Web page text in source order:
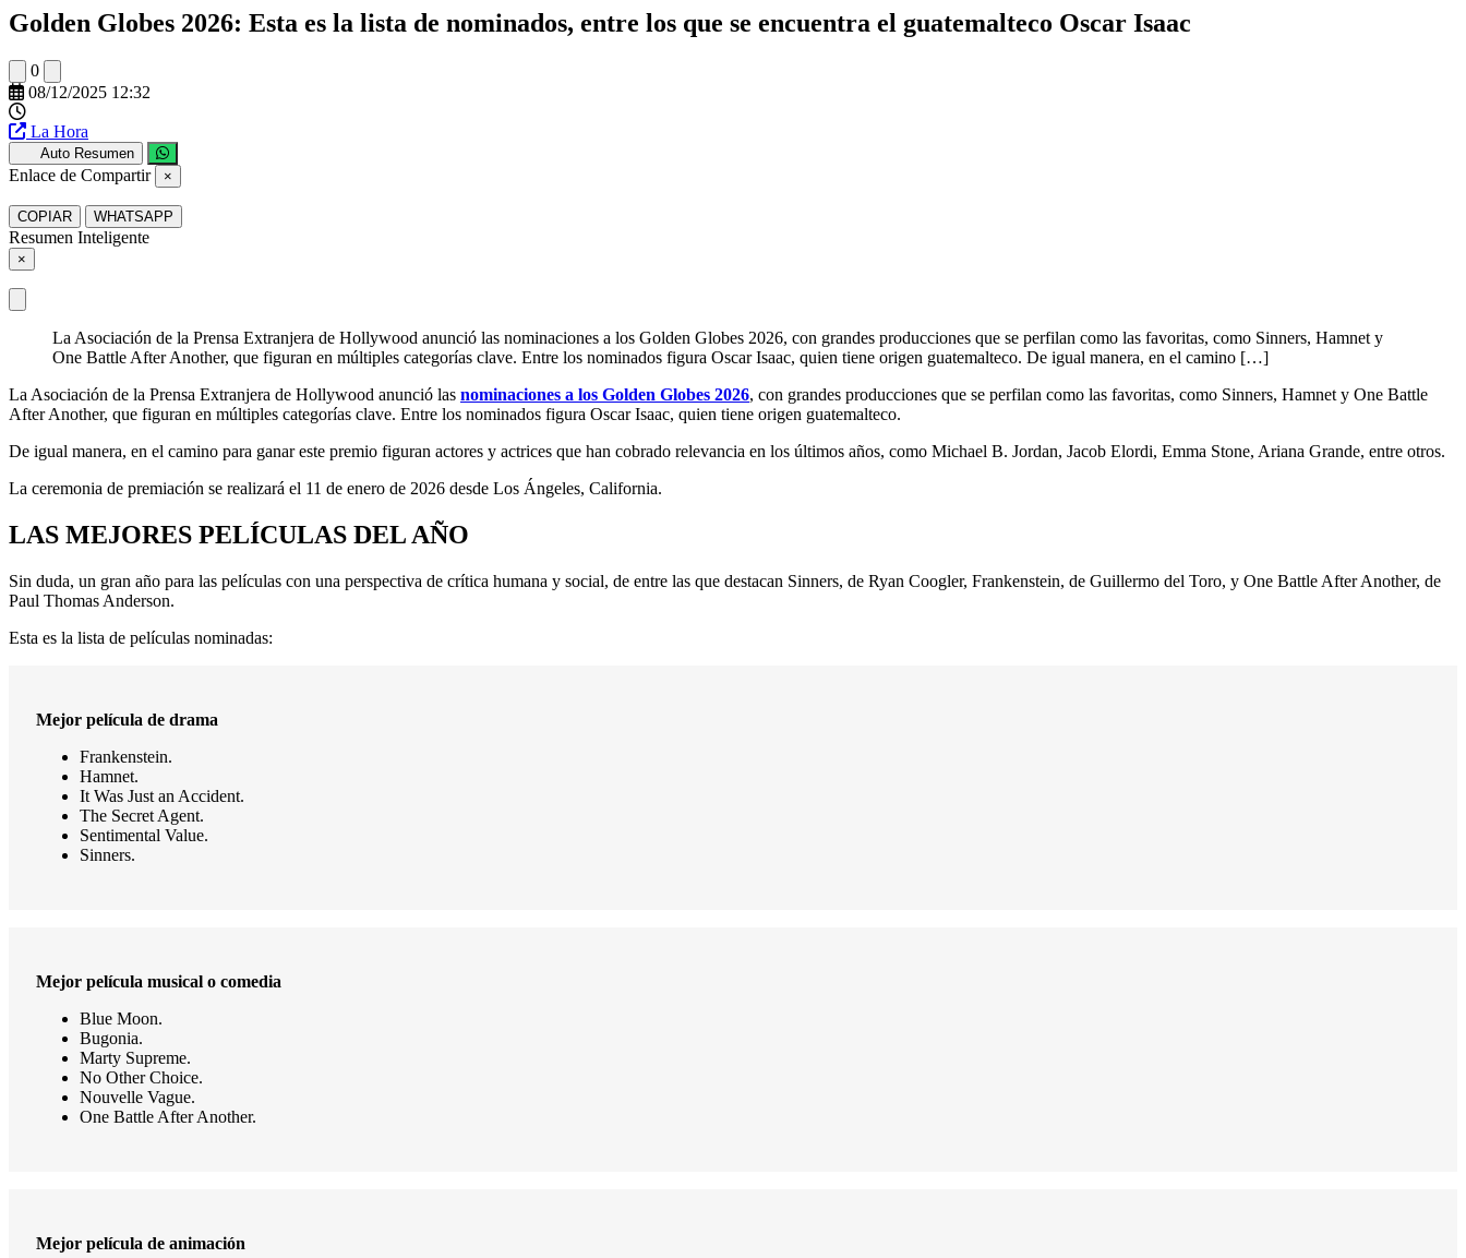
Golden Globes 2026: Esta es la lista de nominados, entre los que se encuentra el guatemalteco Oscar Isaac
0
08/12/2025 12:32
La Hora
Auto Resumen
Enlace de Compartir ×
COPIAR WHATSAPP
Resumen Inteligente
×
La Asociación de la Prensa Extranjera de Hollywood anunció las nominaciones a los Golden Globes 2026, con grandes producciones que se perfilan como las favoritas, como Sinners, Hamnet y
One Battle After Another, que figuran en múltiples categorías clave. Entre los nominados figura Oscar Isaac, quien tiene origen guatemalteco. De igual manera, en el camino […]
La Asociación de la Prensa Extranjera de Hollywood anunció las nominaciones a los Golden Globes 2026, con grandes producciones que se perfilan como las favoritas, como Sinners, Hamnet y One Battle
After Another, que figuran en múltiples categorías clave. Entre los nominados figura Oscar Isaac, quien tiene origen guatemalteco.
De igual manera, en el camino para ganar este premio figuran actores y actrices que han cobrado relevancia en los últimos años, como Michael B. Jordan, Jacob Elordi, Emma Stone, Ariana Grande, entre otros.
La ceremonia de premiación se realizará el 11 de enero de 2026 desde Los Ángeles, California.
LAS MEJORES PELÍCULAS DEL AÑO
Sin duda, un gran año para las películas con una perspectiva de crítica humana y social, de entre las que destacan Sinners, de Ryan Coogler, Frankenstein, de Guillermo del Toro, y One Battle After Another, de
Paul Thomas Anderson.
Esta es la lista de películas nominadas:
Mejor película de drama
Frankenstein.
Hamnet.
It Was Just an Accident.
The Secret Agent.
Sentimental Value.
Sinners.
Mejor película musical o comedia
Blue Moon.
Bugonia.
Marty Supreme.
No Other Choice.
Nouvelle Vague.
One Battle After Another.
Mejor película de animación